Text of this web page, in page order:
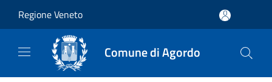
Regione Veneto
Comune di Agordo